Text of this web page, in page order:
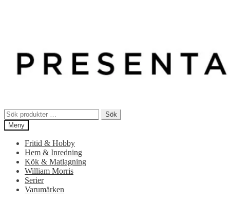
Sök
efter:
Sök
Meny
Fritid & Hobby
Hem & Inredning
Kök & Matlagning
William Morris
Serier
Varumärken